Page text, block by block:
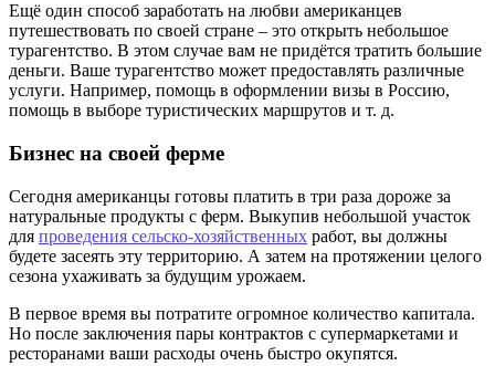
Ещё один способ заработать на любви американцев
путешествовать по своей стране – это открыть небольшое
турагентство. В этом случае вам не придётся тратить большие
деньги. Ваше турагентство может предоставлять различные
услуги. Например, помощь в оформлении визы в Россию,
помощь в выборе туристических маршрутов и т. д.
Бизнес на своей ферме
Сегодня американцы готовы платить в три раза дороже за
натуральные продукты с ферм. Выкупив небольшой участок
для проведения сельско-хозяйственных работ, вы должны
будете засеять эту территорию. А затем на протяжении целого
сезона ухаживать за будущим урожаем.
В первое время вы потратите огромное количество капитала.
Но после заключения пары контрактов с супермаркетами и
ресторанами ваши расходы очень быстро окупятся.